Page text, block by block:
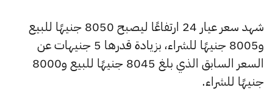
شهد سعر عيار 24 ارتفاعًا ليصبح 8050 جنيهًا للبيع
و8005 جنيهًا للشراء، بزيادة قدرها 5 جنيهات عن
السعر السابق الذي بلغ 8045 جنيهًا للبيع و8000
جنيهًا للشراء.